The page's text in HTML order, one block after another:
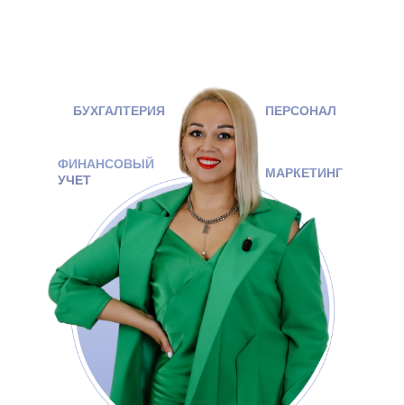
ФИНАНСОВЫЙ
УЧЕТ
МАРКЕТИНГ
ПЕРСОНАЛ
БУХГАЛТЕРИЯ